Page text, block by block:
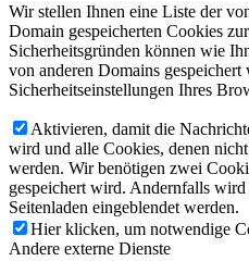
Wir stellen Ihnen eine Liste der
Domain gespeicherten Cookies
Sicherheitsgründen können wie
von anderen Domains
Sicherheitseinstellungen Ihres
Aktivieren, damit die
wird und alle Cookies, denen
werden. Wir benötigen zwei
gespeichert wird. Andernfalls
Seitenladen eingeblendet werden.
Hier klicken, um notwendige
Andere externe Dienste